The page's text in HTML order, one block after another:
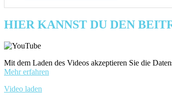
HIER KANNST DU DEN
Mit dem Laden des Videos akzeptieren Sie die
Mehr erfahren
Video laden